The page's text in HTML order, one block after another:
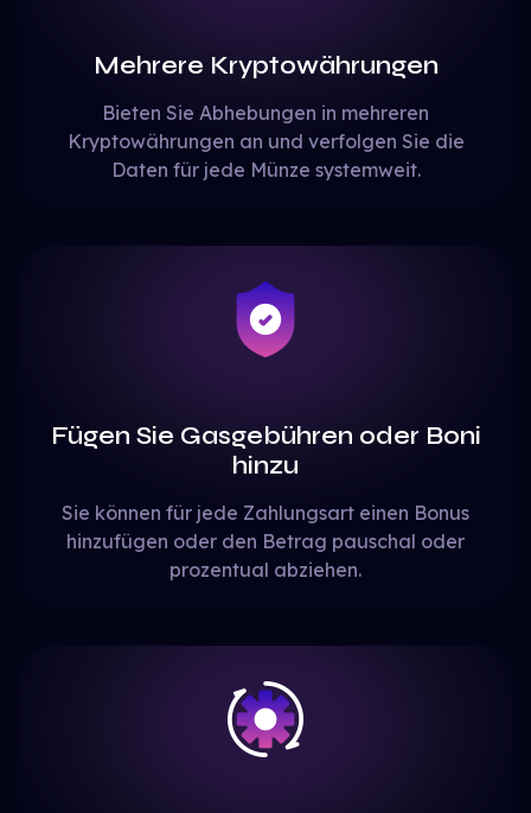
Mehrere Kryptowährungen
Bieten Sie Abhebungen in mehreren
Kryptowährungen an und verfolgen Sie die
Daten für jede Münze systemweit.
Fügen Sie Gasgebühren oder Boni
hinzu
Sie können für jede Zahlungsart einen Bonus
hinzufügen oder den Betrag pauschal oder
prozentual abziehen.